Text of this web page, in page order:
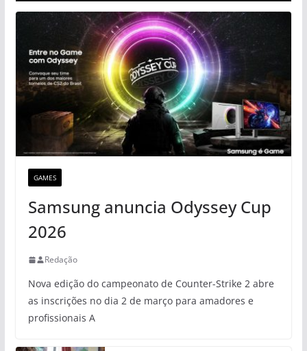
GAMES
Samsung anuncia Odyssey Cup
2026
Redação
Nova edição do campeonato de Counter-Strike 2 abre
as inscrições no dia 2 de março para amadores e
profissionais A